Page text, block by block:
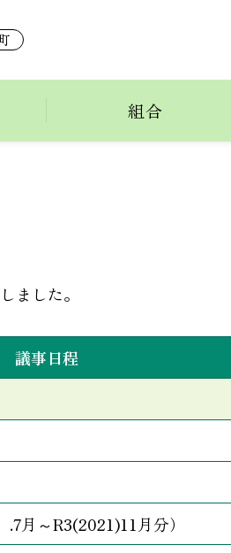
組合
ました。
議事日程
月～R3(2021)11月分）